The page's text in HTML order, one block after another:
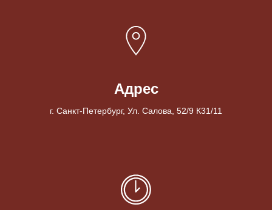
Адрес
г. Санкт-Петербург, Ул. Салова, 52/9 К31/11